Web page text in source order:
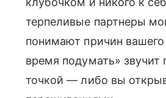
терпеливые партнеры
понимают причин
время подумать» звучит
точкой — либо вы